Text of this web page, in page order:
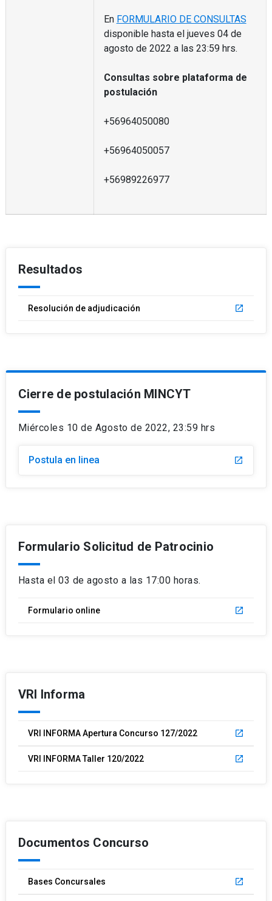
En FORMULARIO DE CONSULTAS
disponible hasta el jueves 04 de
agosto de 2022 a las 23:59 hrs.
Consultas sobre plataforma de
postulación
+56964050080
+56964050057
+56989226977
Resultados
Resolución de adjudicación launch
Cierre de postulación MINCYT
Miércoles 10 de Agosto de 2022, 23:59 hrs
Postula en linea launch
Formulario Solicitud de Patrocinio
Hasta el 03 de agosto a las 17:00 horas.
Formulario online launch
VRI Informa
VRI INFORMA Apertura Concurso 127/2022 launch
VRI INFORMA Taller 120/2022 launch
Documentos Concurso
Bases Concursales launch